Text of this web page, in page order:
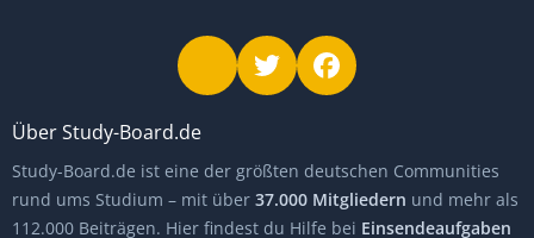
Über Study-Board.de
Study-Board.de ist eine der größten deutschen Communities
rund ums Studium – mit über 37.000 Mitgliedern und mehr als
112.000 Beiträgen. Hier findest du Hilfe bei Einsendeaufgaben